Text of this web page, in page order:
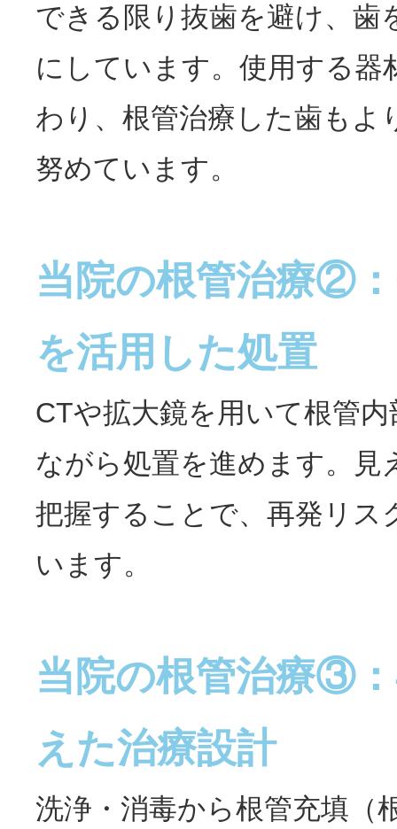
できる限り抜歯を避け、歯
にしています。使用する器
わり、根管治療した歯もよ
努めています。
当院の根管治療②
を活用した処置
CTや拡大鏡を用いて根管
ながら処置を進めます。見
把握することで、再発リス
います。
当院の根管治療③
えた治療設計
洗浄・消毒から根管充填（